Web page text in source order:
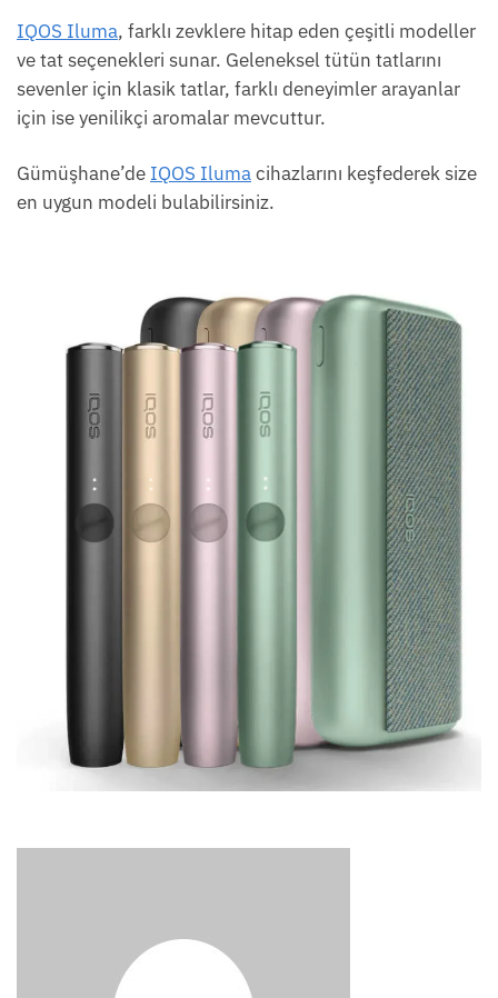
IQOS Iluma, farklı zevklere hitap eden çeşitli modeller
ve tat seçenekleri sunar. Geleneksel tütün tatlarını
sevenler için klasik tatlar, farklı deneyimler arayanlar
için ise yenilikçi aromalar mevcuttur.
Gümüşhane’de IQOS Ilumacihazlarını keşfederek size
en uygun modeli bulabilirsiniz.